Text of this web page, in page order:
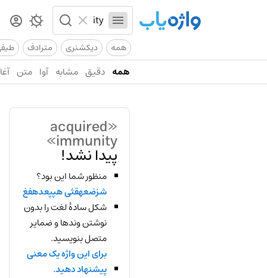
همه دیکشنری مترادف
همه دقیق مشابه آوا متن
«acquired
immunity»
پیدا نشد!
منظور شما این بود؟
شزضعهقثی هپپعدهفغ
شکل سادهٔ لغت را بدون
نوشتن وندها و ضمایر
متصل بنویسید.
برای این واژه یک معنی
پیشنهاد دهید.